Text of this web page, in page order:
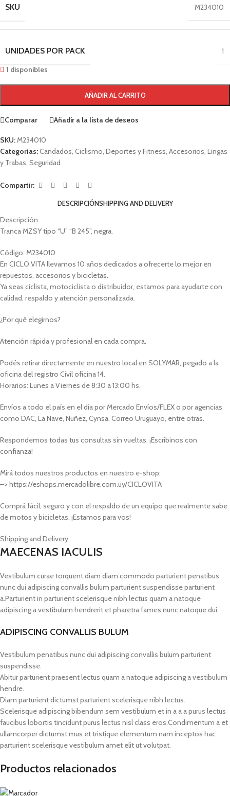
SKU M234010
UNIDADES POR PACK
1
1 disponibles
AÑADIR AL CARRITO
Comparar Añadir a la lista de deseos
SKU: M234010
Categorías:Candados Ciclismo Deportes y Fitness Accesorios Lingas
y Trabas Seguridad
Compartir:
DESCRIPCIÓNSHIPPING AND DELIVERY
Descripción
Tranca MZSY tipo “U” “B 245”, negra.
Código: M234010
En CICLO VITA llevamos 10 años dedicados a ofrecerte lo mejor en
repuestos, accesorios y bicicletas.
Ya seas ciclista, motociclista o distribuidor, estamos para ayudarte con
calidad, respaldo y atención personalizada.
¿Por qué elegirnos?
Atención rápida y profesional en cada compra.
Podés retirar directamente en nuestro local en SOLYMAR, pegado a la
oficina del registro Civil oficina 14.
Horarios: Lunes a Viernes de 8:30 a 13:00 hs.
Envíos a todo el país en el día por Mercado Envíos/FLEX o por agencias
como DAC, La Nave, Nuñez, Cynsa, Correo Uruguayo, entre otras.
Respondemos todas tus consultas sin vueltas. ¡Escribinos con
confianza!
Mirá todos nuestros productos en nuestro e-shop:
–> https://eshops.mercadolibre.com.uy/CICLOVITA
Comprá fácil, seguro y con el respaldo de un equipo que realmente sabe
de motos y bicicletas. ¡Estamos para vos!
Shipping and Delivery
MAECENAS IACULIS
Vestibulum curae torquent diam diam commodo parturient penatibus
nunc dui adipiscing convallis bulum parturient suspendisse parturient
a.Parturient in parturient scelerisque nibh lectus quam a natoque
adipiscing a vestibulum hendrerit et pharetra fames nunc natoque dui.
ADIPISCING CONVALLIS BULUM
Vestibulum penatibus nunc dui adipiscing convallis bulum parturient
suspendisse.
Abitur parturient praesent lectus quam a natoque adipiscing a vestibulum
hendre.
Diam parturient dictumst parturient scelerisque nibh lectus.
Scelerisque adipiscing bibendum sem vestibulum et in a a a purus lectus
faucibus lobortis tincidunt purus lectus nisl class eros.Condimentum a et
ullamcorper dictumst mus et tristique elementum nam inceptos hac
parturient scelerisque vestibulum amet elit ut volutpat.
Productos relacionados